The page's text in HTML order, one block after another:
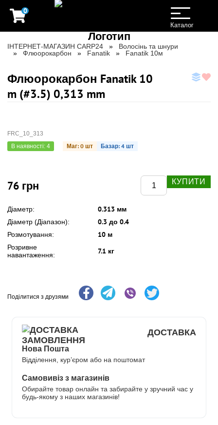
0
Toggle
navigation
Каталог
ІНТЕРНЕТ-МАГАЗИН CARP24
Волосінь та шнури
Флюорокарбон
Fanatik Fanatik 10м
Флюорокарбон Fanatik 10
m (#3.5) 0,313 mm
FRC_10_313
В наявності: 4
Маг: 0 шт Базар: 4 шт
76 грн КУПИТИ
Діаметр: 0.313 мм
Діаметр (Діапазон): 0.3 до 0.4
Розмотування: 10 м
Розривне
навантаження:
7.1 кг
Поділитися з друзями
ДОСТАВКА
Нова Пошта
Відділення, кур’єром або на поштомат
Самовивіз з магазинів
Обирайте товар онлайн та забирайте у зручний час у
будь-якому з наших магазинів!